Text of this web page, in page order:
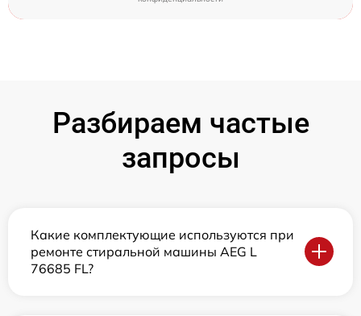
Разбираем частые
запросы
Какие комплектующие используются при
ремонте стиральной машины AEG L
76685 FL?